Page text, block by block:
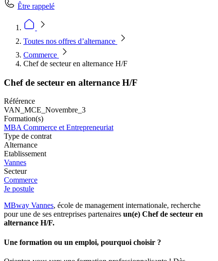
Être rappelé
Toutes nos offres d’alternance
Commerce
Chef de secteur en alternance H/F
Chef de secteur en alternance H/F
Référence
VAN_MCE_Novembre_3
Formation(s)
MBA Commerce et Entrepreneuriat
Type de contrat
Alternance
Etablissement
Vannes
Secteur
Commerce
Je postule
MBway Vannes, école de management internationale, recherche
pour une de ses entreprises partenaires un(e) Chef de secteur en
alternance H/F.
Une formation ou un emploi, pourquoi choisir ?